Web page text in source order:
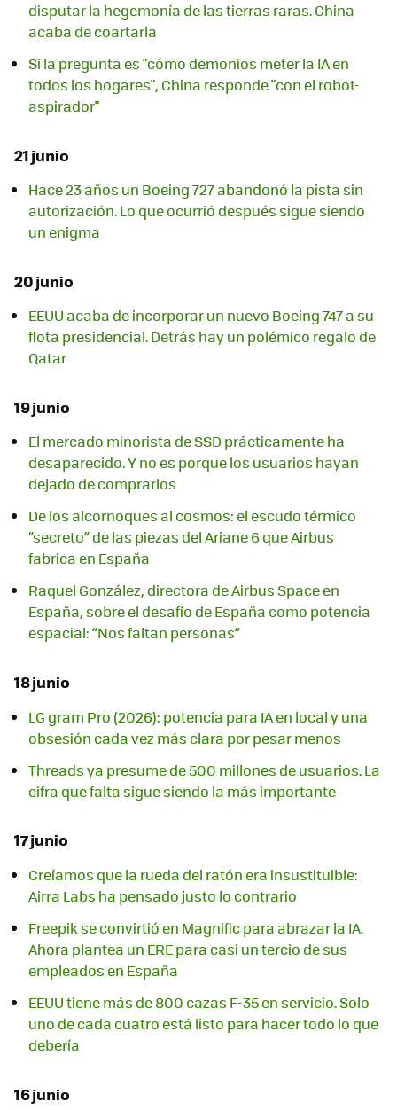
disputar la hegemonía de las tierras raras. China
acaba de coartarla
Si la pregunta es "cómo demonios meter la IA en
todos los hogares", China responde "con el robot-
aspirador"
21 junio
Hace 23 años un Boeing 727 abandonó la pista sin
autorización. Lo que ocurrió después sigue siendo
un enigma
20 junio
EEUU acaba de incorporar un nuevo Boeing 747 a su
flota presidencial. Detrás hay un polémico regalo de
Qatar
19 junio
El mercado minorista de SSD prácticamente ha
desaparecido. Y no es porque los usuarios hayan
dejado de comprarlos
De los alcornoques al cosmos: el escudo térmico
“secreto” de las piezas del Ariane 6 que Airbus
fabrica en España
Raquel González, directora de Airbus Space en
España, sobre el desafío de España como potencia
espacial: “Nos faltan personas”
18 junio
LG gram Pro (2026): potencia para IA en local y una
obsesión cada vez más clara por pesar menos
Threads ya presume de 500 millones de usuarios. La
cifra que falta sigue siendo la más importante
17 junio
Creíamos que la rueda del ratón era insustituible:
Airra Labs ha pensado justo lo contrario
Freepik se convirtió en Magnific para abrazar la IA.
Ahora plantea un ERE para casi un tercio de sus
empleados en España
EEUU tiene más de 800 cazas F-35 en servicio. Solo
uno de cada cuatro está listo para hacer todo lo que
debería
16 junio